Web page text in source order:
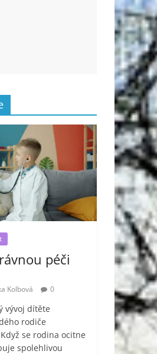
péči
Kolbová 0
vývoj dítěte
rodiče
se rodina ocitne
spolehlivou